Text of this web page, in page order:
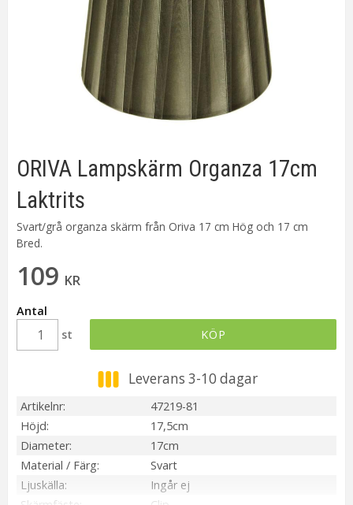
ORIVA Lampskärm Organza 17cm
Laktrits
Svart/grå organza skärm från Oriva 17 cm Hög och 17 cm
Bred.
109 KR
Antal
st
KÖP
Leverans 3-10 dagar
Artikelnr
47219-81
Höjd
17,5cm
Diameter
17cm
Material / Färg
Svart
Ljuskälla
Ingår ej